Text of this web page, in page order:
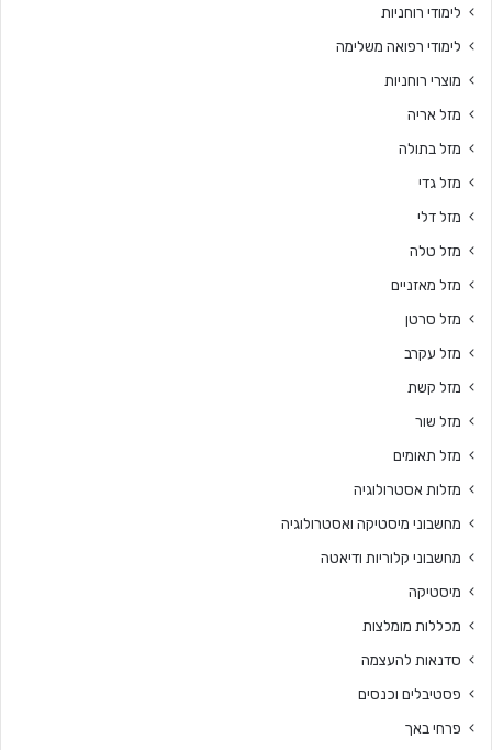
לימודי רוחניות
לימודי רפואה משלימה
מוצרי רוחניות
מזל אריה
מזל בתולה
מזל גדי
מזל דלי
מזל טלה
מזל מאזניים
מזל סרטן
מזל עקרב
מזל קשת
מזל שור
מזל תאומים
מזלות אסטרולוגיה
מחשבוני מיסטיקה ואסטרולוגיה
מחשבוני קלוריות ודיאטה
מיסטיקה
מכללות מומלצות
סדנאות להעצמה
פסטיבלים וכנסים
פרחי באך